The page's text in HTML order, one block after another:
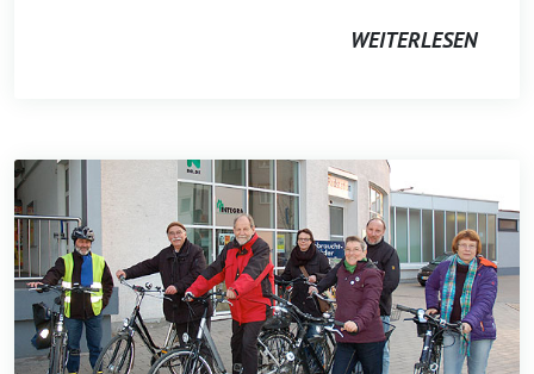
WEITERLESEN